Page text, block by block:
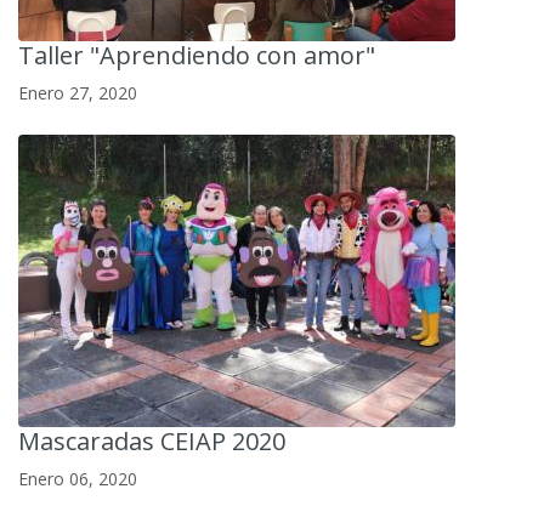
Taller "Aprendiendo con amor"
Enero 27, 2020
Mascaradas CEIAP 2020
Enero 06, 2020